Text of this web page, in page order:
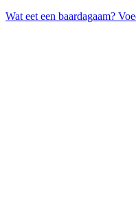
Wat eet een baardagaam?